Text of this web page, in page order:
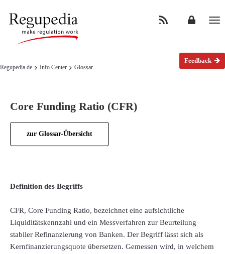
Regupedia.de Info Center Glossar
Feedback
Core Funding Ratio (CFR)
zur Glossar-Übersicht
Definition des Begriffs
CFR, Core Funding Ratio, bezeichnet eine aufsichtliche
Liquiditätskennzahl und ein Messverfahren zur Beurteilung
stabiler Refinanzierung von Banken. Der Begriff lässt sich als
Kernfinanzierungsquote übersetzen. Gemessen wird, in welchem